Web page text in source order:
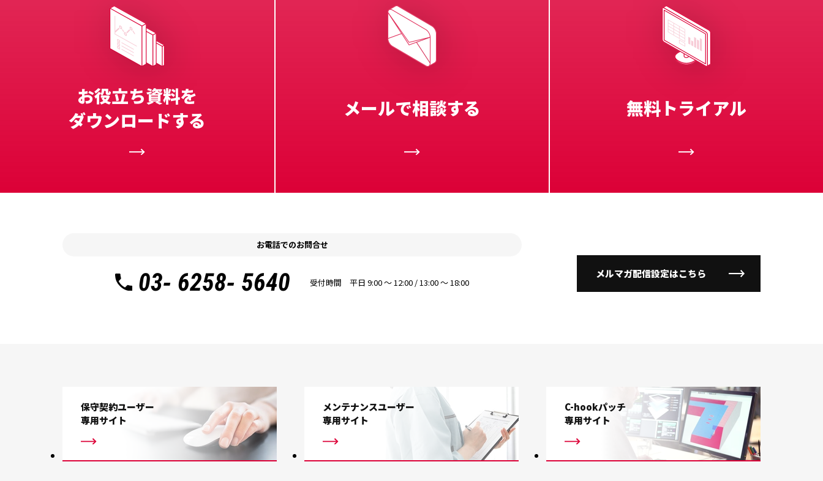
お役立ち資料を
ダウンロードする
メールで相談する 無料トライアル
お電話でのお問合せ
03- 6258- 5640 受付時間 平日 9:00 〜 12:00 / 13:00 〜 18:00
メルマガ配信設定はこちら
保守契約ユーザー
専用サイト
メンテナンスユーザー
専用サイト
C-hookパッチ
専用サイト